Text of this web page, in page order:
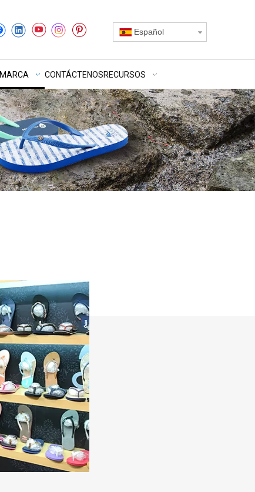
Español
CONTÁCTENOSRECURSOS